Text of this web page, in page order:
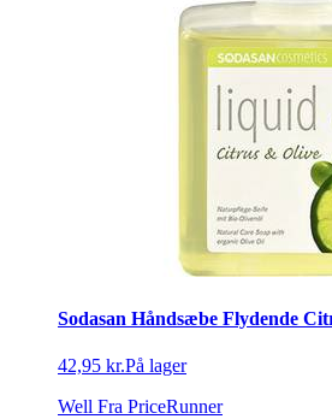
Sodasan Håndsæbe Flydende
42,95 kr.På lager
Well Fra PriceRunner